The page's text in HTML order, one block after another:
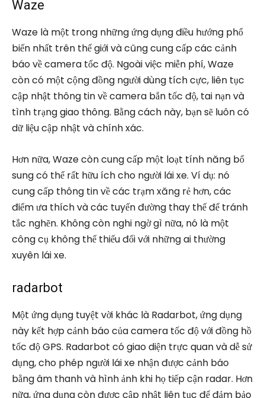
Waze
Waze là một trong những ứng dụng điều hướng phổ
biến nhất trên thế giới và cũng cung cấp các cảnh
báo về camera tốc độ. Ngoài việc miễn phí, Waze
còn có một cộng đồng người dùng tích cực, liên tục
cập nhật thông tin về camera bắn tốc độ, tai nạn và
tình trạng giao thông. Bằng cách này, bạn sẽ luôn có
dữ liệu cập nhật và chính xác.
Hơn nữa, Waze còn cung cấp một loạt tính năng bổ
sung có thể rất hữu ích cho người lái xe. Ví dụ: nó
cung cấp thông tin về các trạm xăng rẻ hơn, các
điểm ưa thích và các tuyến đường thay thế để tránh
tắc nghẽn. Không còn nghi ngờ gì nữa, nó là một
công cụ không thể thiếu đối với những ai thường
xuyên lái xe.
radarbot
Một ứng dụng tuyệt vời khác là Radarbot, ứng dụng
này kết hợp cảnh báo của camera tốc độ với đồng hồ
tốc độ GPS. Radarbot có giao diện trực quan và dễ sử
dụng, cho phép người lái xe nhận được cảnh báo
bằng âm thanh và hình ảnh khi họ tiếp cận radar. Hơn
nữa, ứng dụng còn được cập nhật liên tục để đảm bảo